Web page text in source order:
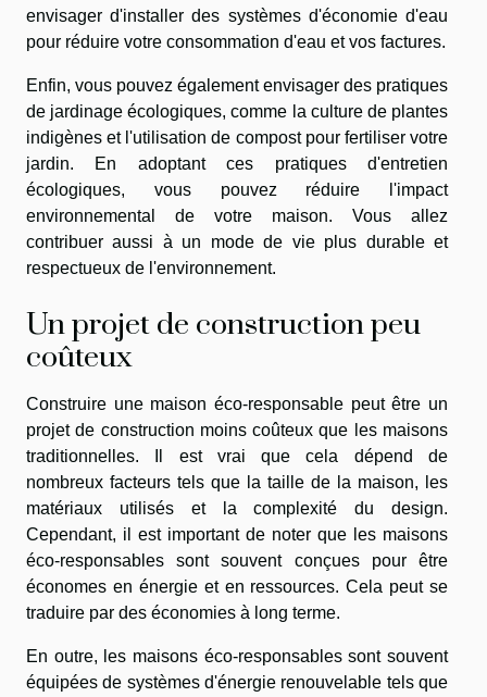
envisager d'installer des systèmes d'économie d'eau
pour réduire votre consommation d'eau et vos factures.
Enfin, vous pouvez également envisager des pratiques
de jardinage écologiques, comme la culture de plantes
indigènes et l'utilisation de compost pour fertiliser votre
jardin. En adoptant ces pratiques d'entretien
écologiques, vous pouvez réduire l'impact
environnemental de votre maison. Vous allez
contribuer aussi à un mode de vie plus durable et
respectueux de l'environnement.
Un projet de construction peu
coûteux
Construire une maison éco-responsable peut être un
projet de construction moins coûteux que les maisons
traditionnelles. Il est vrai que cela dépend de
nombreux facteurs tels que la taille de la maison, les
matériaux utilisés et la complexité du design.
Cependant, il est important de noter que les maisons
éco-responsables sont souvent conçues pour être
économes en énergie et en ressources. Cela peut se
traduire par des économies à long terme.
En outre, les maisons éco-responsables sont souvent
équipées de systèmes d'énergie renouvelable tels que